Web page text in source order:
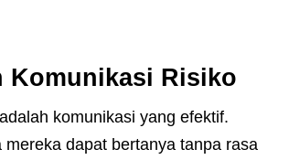
Komunikasi Risiko
komunikasi yang efektif.
dapat bertanya tanpa rasa